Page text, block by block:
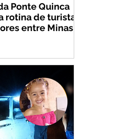
Ponte Quinca
rotina de turistas
entre Minas e